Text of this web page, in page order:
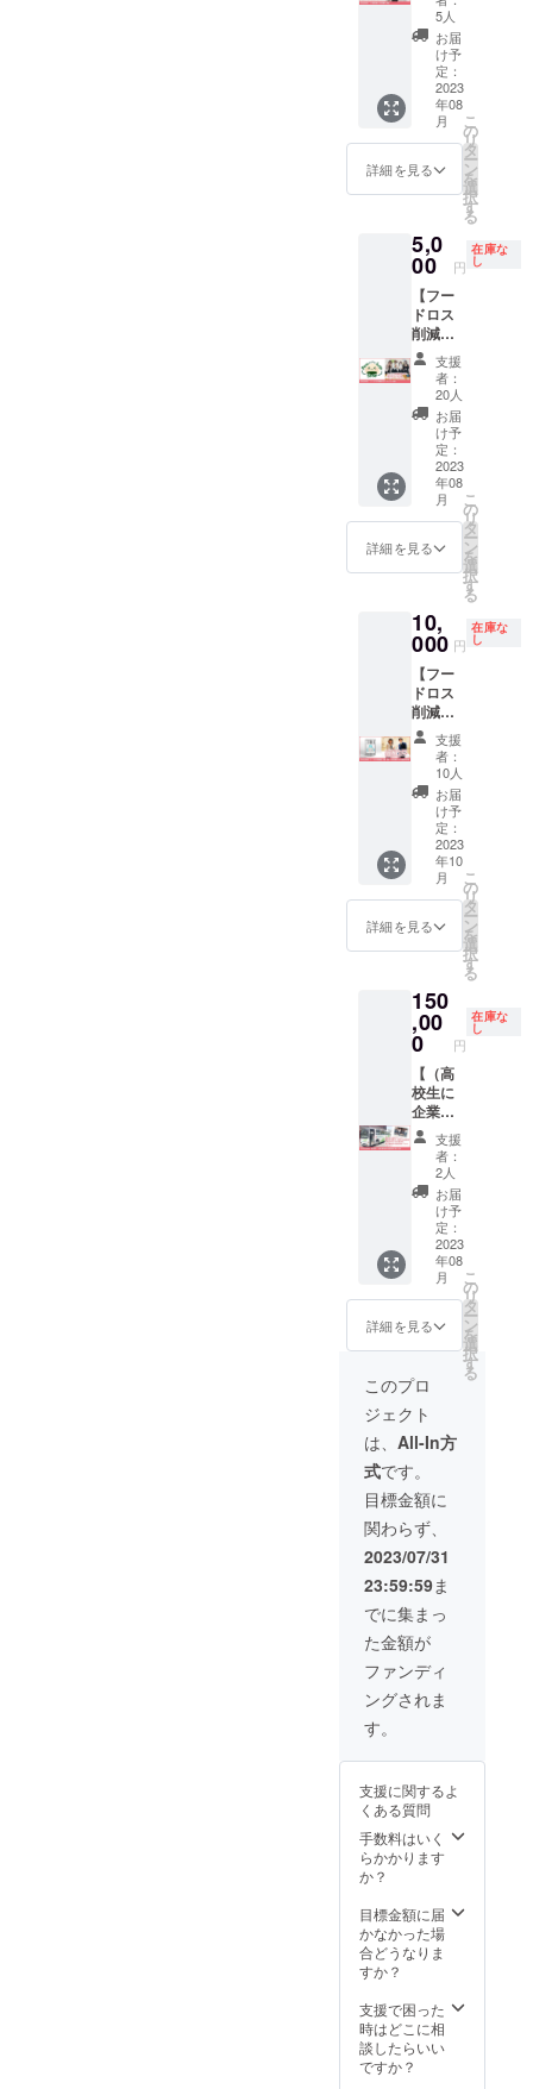
スの活
用をお
願いい
たしま
す。 ※
特別な
資格や
技術が
必要な
せんの
で、ご
ださ
い。
・２ヵ
月に１
回、社
長と社
員の方
と面談
を実施
いたし
ます
対応可
能期限
ウド
ファン
ディン
グ終了
後1年以
内とな
ります
松好美
が心を
込めて
書いた
感謝の
手紙を
お送り
しま
す。
5人
お届
け予
定：
2023
年08
月
詳細を見る
こ
の
リ
タ
ー
ン
を
選
択
す
る
5,0
00 円
在庫な
し
【フー
ドロス
削減ロ
ゴス
テッ
カー10
枚】
フード
ロス削
減啓発
の為
に、高
校生が
ロゴを
作製。
しまし
た。
支援
者：
20人
お届
け予
定：
2023
年08
月
詳細を見る
こ
の
リ
タ
ー
ン
を
選
択
す
る
10,
000 円
在庫な
し
【フー
ドロス
削減ロ
ゴ缶 3
缶 ＋ 小
松好美
からの
感謝の
手紙】
フード
ロス削
減の為
に、高
校生が
ロゴを
ン缶の
ラベル
ロゴに
なりま
した。
フード
ロス削
減と防
災意識
を高め
て欲し
いとい
う願い
を込め
ていま
す。 小
松好美
が心を
込めて
感謝の
手紙を
お送り
しま
す。
支援
者：
10人
お届
け予
定：
2023
年10
月
詳細を見る
こ
の
リ
タ
ー
ン
を
選
択
す
る
150
,00
0 円
在庫な
し
【（高
校生に
企業ア
ピー
ル）高
校生と
一緒に
御社の
会社見
学に伺
いま
す】 高
校生と
一緒に
御社の
学に伺
わせて
いただ
きま
す。 ぜ
ひ高校
生に御
社をア
ピール
し、高
校生の
お話も
聞いて
みてく
ださ
い。 ※
開催日
時はク
ディン
後別途
ご連絡
し調整
させて
一緒す
る高校
生は最
す ※ご
購入よ
り1年以
内に
支援
者：
2人
お届
け予
定：
2023
年08
月
詳細を見る
こ
の
リ
タ
ー
ン
を
選
択
す
る
このプロ
ジェクト
は、 All-In方
式です。
目標金額に
関わらず、
2023/07/31
23:59:59ま
でに集まっ
た金額が
ファンディ
ングされま
す。
支援に関するよ
くある質問
手数料はいく
らかかります
か？
目標金額に届
かなかった場
合どうなりま
すか？
支援で困った
時はどこに相
談したらいい
ですか？